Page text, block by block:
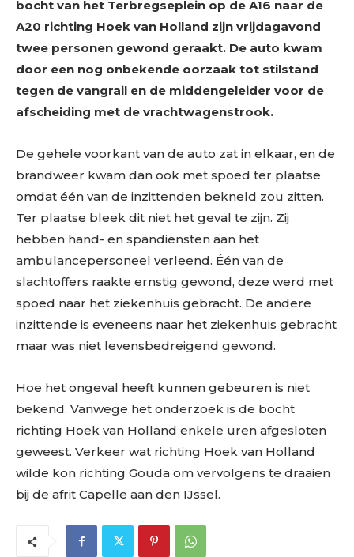
bocht van het Terbregseplein op de A16 naar de
A20 richting Hoek van Holland zijn vrijdagavond
twee personen gewond geraakt. De auto kwam
door een nog onbekende oorzaak tot stilstand
tegen de vangrail en de middengeleider voor de
afscheiding met de vrachtwagenstrook.
De gehele voorkant van de auto zat in elkaar, en de
brandweer kwam dan ook met spoed ter plaatse
omdat één van de inzittenden bekneld zou zitten.
Ter plaatse bleek dit niet het geval te zijn. Zij
hebben hand- en spandiensten aan het
ambulancepersoneel verleend. Één van de
slachtoffers raakte ernstig gewond, deze werd met
spoed naar het ziekenhuis gebracht. De andere
inzittende is eveneens naar het ziekenhuis gebracht
maar was niet levensbedreigend gewond.
Hoe het ongeval heeft kunnen gebeuren is niet
bekend. Vanwege het onderzoek is de bocht
richting Hoek van Holland enkele uren afgesloten
geweest. Verkeer wat richting Hoek van Holland
wilde kon richting Gouda om vervolgens te draaien
bij de afrit Capelle aan den IJssel.